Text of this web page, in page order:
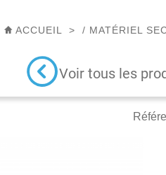
ACCUEIL > / MATÉRIEL
Voir tous les